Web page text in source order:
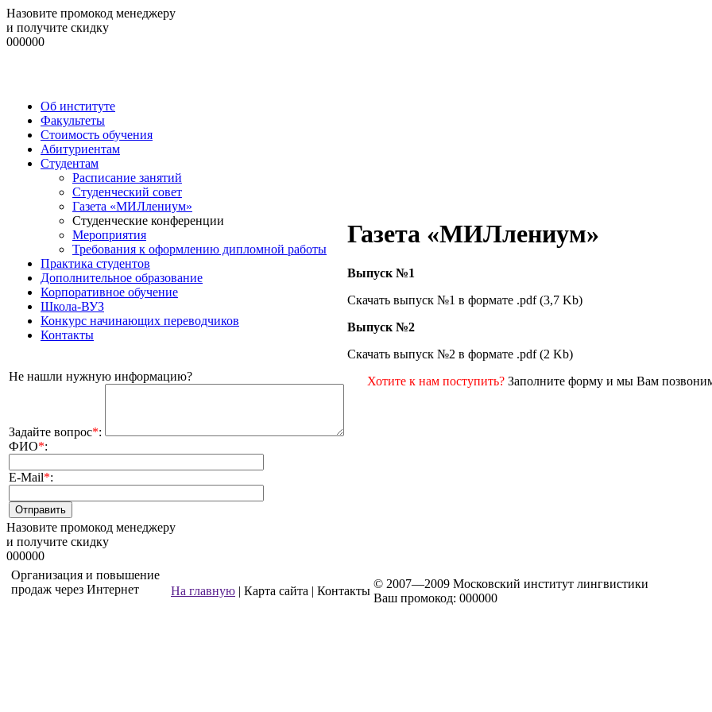
Назовите промокод менеджеру
и получите скидку
000000
Об институте
Факультеты
Стоимость обучения
Абитуриентам
Студентам
Расписание занятий
Студенческий совет
Газета «МИЛлениум»
Студенческие конференции
Мероприятия
Требования к оформлению дипломной работы
Практика студентов
Дополнительное образование
Корпоративное обучение
Школа-ВУЗ
Конкурс начинающих переводчиков
Контакты
Не нашли нужную информацию?
Задайте вопрос*:
ФИО*:
E-Mail*:
Газета «МИЛлениум»
Выпуск №1
Скачать выпуск №1 в формате .pdf (3,7 Kb)
Выпуск №2
Скачать выпуск №2 в формате .pdf (2 Kb)
Хотите к нам поступить? Заполните форму и мы Вам
Назовите промокод менеджеру
и получите скидку
000000
Организация и повышение
продаж через Интернет
На главную | Карта сайта | Контакты
© 2007—2009 Московский институт лингвистики
Ваш промокод: 000000